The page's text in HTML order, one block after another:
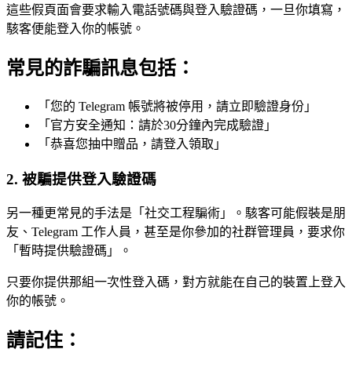
這些假頁面會要求輸入電話號碼與登入驗證碼，一旦你填寫，
駭客便能登入你的帳號。
常見的詐騙訊息包括：
「您的 Telegram 帳號將被停用，請立即驗證身份」
「官方安全通知：請於30分鐘內完成驗證」
「恭喜您抽中贈品，請登入領取」
2. 被騙提供登入驗證碼
另一種更常見的手法是「社交工程騙術」。駭客可能假裝是朋
友、Telegram 工作人員，甚至是你參加的社群管理員，要求你
「暫時提供驗證碼」。
只要你提供那組一次性登入碼，對方就能在自己的裝置上登入
你的帳號。
請記住：